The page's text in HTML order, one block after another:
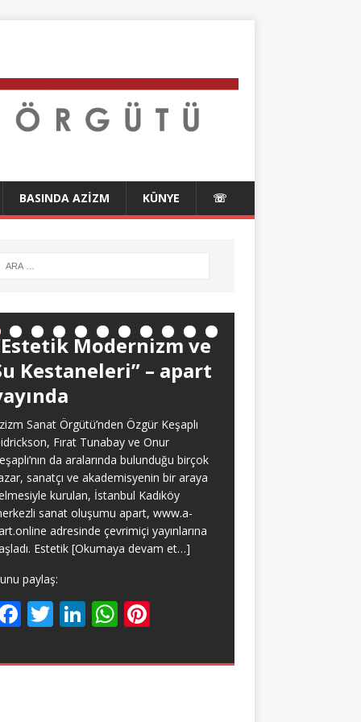
BASINDA AZIZM KÜNYE ☏
Modernizm ve
Kestaneleri” – apart
Sanat Örgütü’nden Özgür Keşaplı
Fırat Tunabay ve Onur
da aralarında bulunduğu birçok
sanatçı ve akademisyenin bir araya
kurulan, İstanbul Kadıköy
sanat oluşumu apart, www.a-
adresinde çevrimiçi yayınlarına
Estetik [Okumaya devam et…]
paylaş:
F
e
T
itt
Li
k
W
at
Pi
er